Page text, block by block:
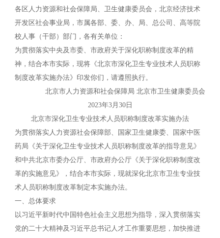
各区人力资源和社会保障局、卫生健康委员会，北京经济技术
开发区社会事业局，市属各部、委、办、局、总公司、高等院
校人事（干部）部门，各有关单位：
为贯彻落实中央及市委、市政府关于深化职称制度改革的精
神，结合本市实际，现将《北京市深化卫生专业技术人员职称
制度改革实施办法》印发你们，请遵照执行。
北京市人力资源和社会保障局 北京市卫生健康委员会
2023年3月30日
北京市深化卫生专业技术人员职称制度改革实施办法
为贯彻落实人力资源社会保障部、国家卫生健康委、国家中医
药局《关于深化卫生专业技术人员职称制度改革的指导意见》
和中共北京市委办公厅、市政府办公厅《关于深化职称制度改
革的实施意见》，结合本市实际，现就深化北京市卫生专业技
术人员职称制度改革制定本实施办法。
一、总体要求
以习近平新时代中国特色社会主义思想为指导，深入贯彻落实
党的二十大精神及习近平总书记人才工作重要思想，加快推进